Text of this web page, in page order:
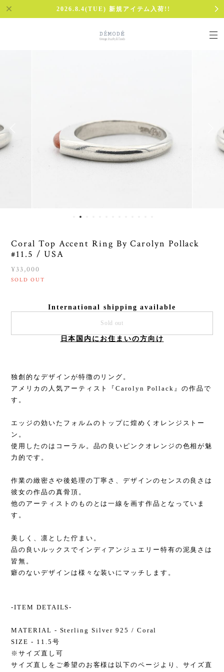
2026.8.4(TUE) 新規アイテム入荷!!
Coral Top Accent Ring By Carolyn Pollack
#11.5 / USA
¥33,000
SOLD OUT
International shipping available
Sold out
日本国内にお住まいの方向け
独創的なデザインが特徴のリング。
アメリカの人気アーティスト『Carolyn Pollack』の作品で
す。
エッジの効いたフォルムのトップに煌めくオレンジストー
ン。
使用したのはコーラル。品の良いピンクオレンジの色相が魅
力的です。
作業の緻密さや後処理の丁寧さ、デザインのセンスの良さは
彼女の作品の真骨頂。
他のアーティストのものとは一線を画す作品となっていま
す。
美しく、凛とした佇まい。
品の良いルックスでインディアンジュエリー特有の泥臭さは
皆無。
癖のないデザインは様々な装いにマッチします。
-ITEM DETAILS-
MATERIAL - Sterling Silver 925 / Coral
SIZE - 11.5号
※サイズ直し可
サイズ直しをご希望のお客様は以下のページより、サイズ直